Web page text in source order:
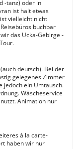
-tanz) oder in
ist halt etwas
vielleicht nicht
buchbar
das Ucka-Gebirge -
deutsch). Bei der
gelegenes Zimmer
jedoch ein Umtausch.
Wäscheservice
Animation nur
à la carte-
haben wir nur